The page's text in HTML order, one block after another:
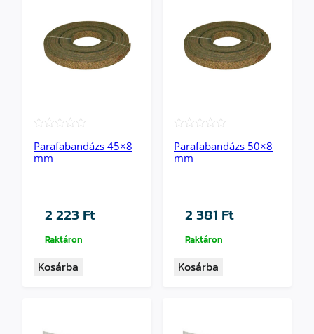
Parafabandázs 45×8
mm
2 223Ft
Raktáron
Kosárba
Parafabandázs 50×8
mm
2 381 Ft
Raktáron
Kosárba